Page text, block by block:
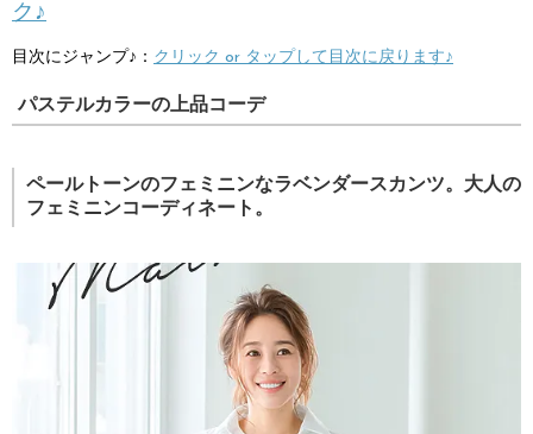
ク♪
目次にジャンプ♪： クリック or タップして目次に戻ります♪
パステルカラーの上品コーデ
ペールトーンのフェミニンなラベンダースカンツ。大人の
フェミニンコーディネート。